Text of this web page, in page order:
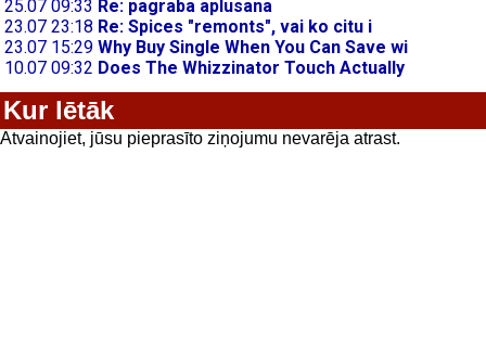
Kur lētāk
Atvainojiet, jūsu pieprasīto ziņojumu nevarēja atrast.